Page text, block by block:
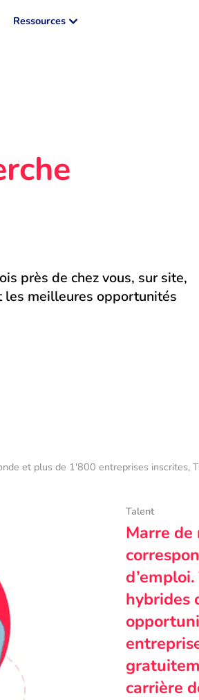
Ressources
près de chez vous, sur site,
les meilleures opportunités
et plus de 1'800 entreprises inscrites,
Talent
Marre de
hybrides
carrière